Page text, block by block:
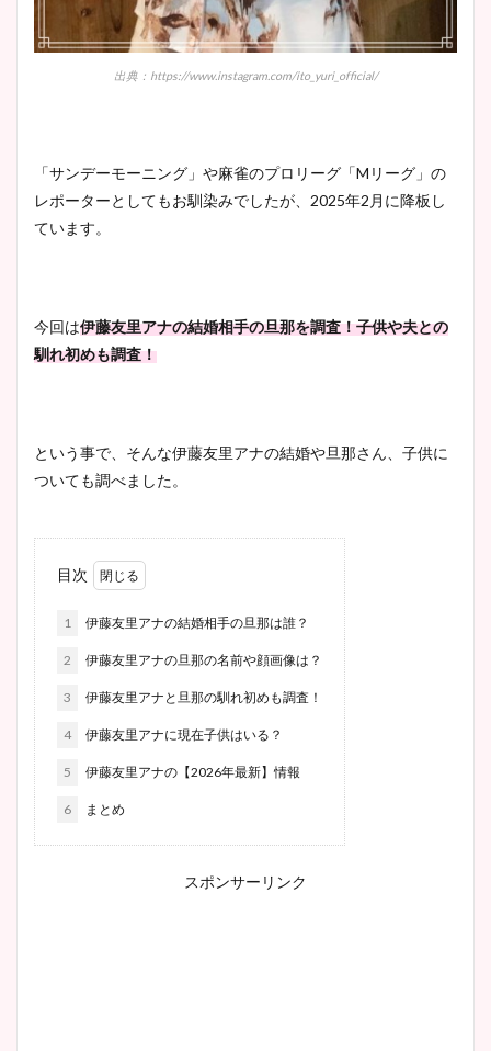
出典：https://www.instagram.com/ito_yuri_official/
「サンデーモーニング」や麻雀のプロリーグ「Mリーグ」の
レポーターとしてもお馴染みでしたが、2025年2月に降板し
ています。
今回は伊藤友里アナの結婚相手の旦那を調査！子供や夫との
馴れ初めも調査！
という事で、そんな伊藤友里アナの結婚や旦那さん、子供に
ついても調べました。
目次
1 伊藤友里アナの結婚相手の旦那は誰？
2 伊藤友里アナの旦那の名前や顔画像は？
3 伊藤友里アナと旦那の馴れ初めも調査！
4 伊藤友里アナに現在子供はいる？
5 伊藤友里アナの【2026年最新】情報
6 まとめ
スポンサーリンク